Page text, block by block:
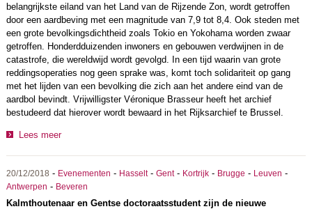
belangrijkste eiland van het Land van de Rijzende Zon, wordt getroffen
door een aardbeving met een magnitude van 7,9 tot 8,4. Ook steden met
een grote bevolkingsdichtheid zoals Tokio en Yokohama worden zwaar
getroffen. Honderdduizenden inwoners en gebouwen verdwijnen in de
catastrofe, die wereldwijd wordt gevolgd. In een tijd waarin van grote
reddingsoperaties nog geen sprake was, komt toch solidariteit op gang
met het lijden van een bevolking die zich aan het andere eind van de
aardbol bevindt. Vrijwilligster Véronique Brasseur heeft het archief
bestudeerd dat hierover wordt bewaard in het Rijksarchief te Brussel.
Lees meer
20/12/2018 - Evenementen - Hasselt- Gent- Kortrijk- Brugge - Leuven -
Antwerpen - Beveren
Kalmthoutenaar en Gentse doctoraatsstudent zijn de nieuwe